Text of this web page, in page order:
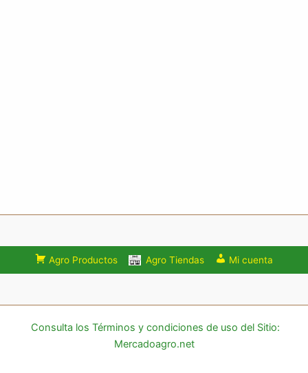
Agro Productos Agro Tiendas Mi cuenta
Consulta los Términos y condiciones de uso del Sitio:
Mercadoagro.net